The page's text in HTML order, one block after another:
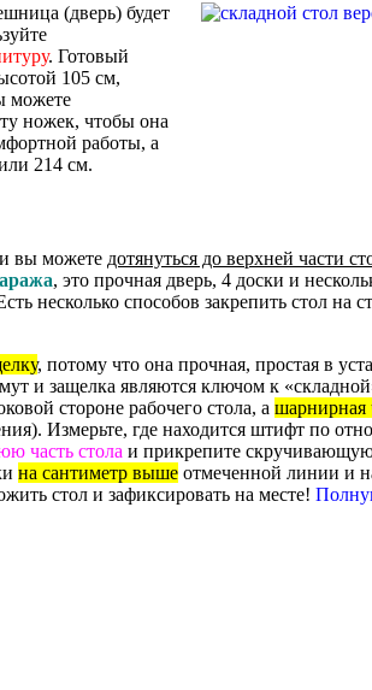
(дверь) будет
. Готовый
105 см,
можете
ножек, чтобы она
работы, а
214 см.
вы можете дотянуться до верхней части
, это прочная дверь, 4 доски и
несколько способов закрепить стол
, потому что она прочная, простая в
и защелка являются ключом к
стороне рабочего стола, а шарнирная
Измерьте, где находится штифт по
часть стола и прикрепите
на сантиметр выше отмеченной линии и
стол и зафиксировать на месте!